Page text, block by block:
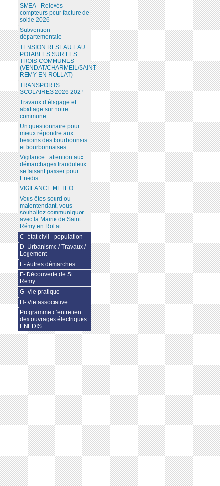
SMEA - Relevés
compteurs pour facture de
solde 2026
Subvention
départementale
TENSION RESEAU EAU
POTABLES SUR LES
TROIS COMMUNES
(VENDAT/CHARMEIL/SAINT
REMY EN ROLLAT)
TRANSPORTS
SCOLAIRES 2026 2027
Travaux d’élagage et
abattage sur notre
commune
Un questionnaire pour
mieux répondre aux
besoins des bourbonnais
et bourbonnaises
Vigilance : attention aux
démarchages frauduleux
se faisant passer pour
Enedis
VIGILANCE METEO
Vous êtes sourd ou
malentendant, vous
souhaitez communiquer
avec la Mairie de Saint
Rémy en Rollat
C- état civil - population
D- Urbanisme / Travaux /
Logement
E- Autres démarches
F- Découverte de St
Remy
G- Vie pratique
H- Vie associative
Programme d’entretien
des ouvrages électriques
ENEDIS